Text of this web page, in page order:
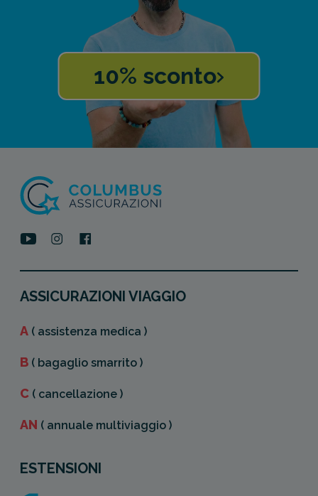
10% sconto
ASSICURAZIONI VIAGGIO
A ( assistenza medica )
B ( bagaglio smarrito )
C ( cancellazione )
AN ( annuale multiviaggio )
ESTENSIONI